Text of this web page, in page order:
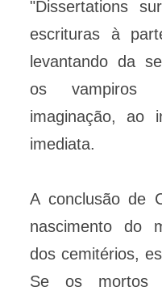
"Dissertations
escrituras à
levantando da
os vampiros
imaginação, ao
imediata.
A conclusão de
nascimento do
dos cemitérios,
Se os mortos